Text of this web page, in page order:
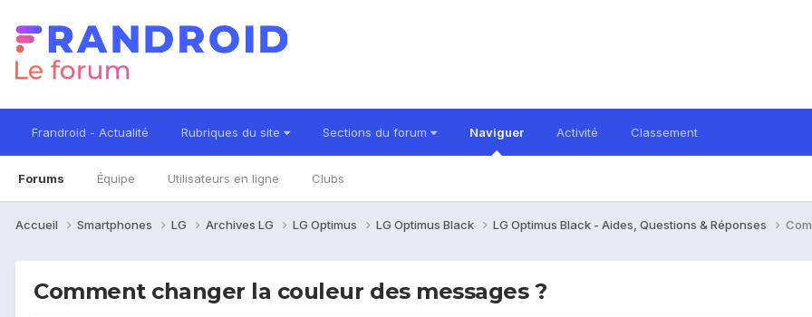
Frandroid - Actualité Rubriques du site Sections du forum Naviguer
Forums Équipe Utilisateurs en ligne Clubs
Activité Classement
Accueil Smartphones LG Archives LG LG Optimus LG Optimus Black LG Optimus Black - Aides, Questions & Réponses
Comment changer la couleur des messages ?